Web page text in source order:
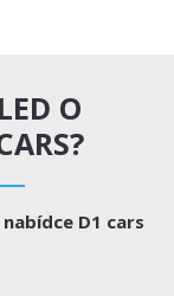
O
D1 cars